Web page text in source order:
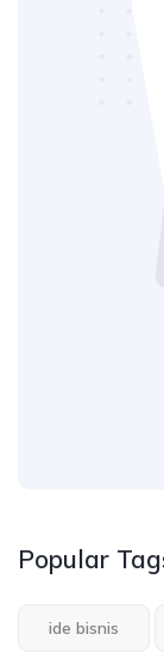
Popular
ide bisnis